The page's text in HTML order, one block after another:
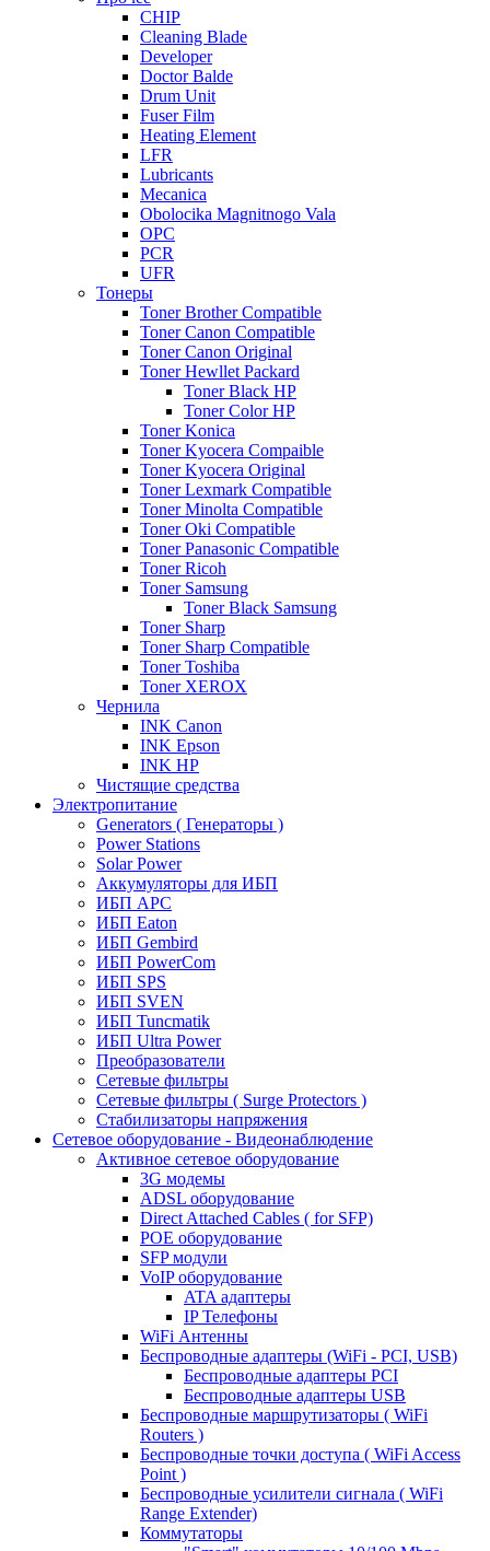
CHIP
Cleaning Blade
Developer
Doctor Balde
Drum Unit
Fuser Film
Heating Element
LFR
Lubricants
Mecanica
Obolocika Magnitnogo Vala
OPC
PCR
UFR
Тонеры
Toner Brother Compatible
Toner Canon Compatible
Toner Canon Original
Toner Hewllet Packard
Toner Black HP
Toner Color HP
Toner Konica
Toner Kyocera Compaible
Toner Kyocera Original
Toner Lexmark Compatible
Toner Minolta Compatible
Toner Oki Compatible
Toner Panasonic Compatible
Toner Ricoh
Toner Samsung
Toner Black Samsung
Toner Sharp
Toner Sharp Compatible
Toner Toshiba
Toner XEROX
Чернила
INK Canon
INK Epson
INK HP
Чистящие средства
Электропитание
Generators ( Генераторы )
Power Stations
Solar Power
Аккумуляторы для ИБП
ИБП APC
ИБП Eaton
ИБП Gembird
ИБП PowerCom
ИБП SPS
ИБП SVEN
ИБП Tuncmatik
ИБП Ultra Power
Преобразователи
Сетевые фильтры
Сетевые фильтры ( Surge Protectors )
Стабилизаторы напряжения
Сетевое оборудование - Видеонаблюдение
Активное сетевое оборудование
3G модемы
ADSL оборудование
Direct Attached Cables ( for SFP)
POE оборудование
SFP модули
VoIP оборудование
ATA адаптеры
IP Телефоны
WiFi Антенны
Беспроводные адаптеры (WiFi - PCI, USB)
Беспроводные адаптеры PCI
Беспроводные адаптеры USB
Беспроводные маршрутизаторы ( WiFi
Routers )
Беспроводные точки доступа ( WiFi Access
Point )
Беспроводные усилители сигнала ( WiFi
Range Extender)
Коммутаторы